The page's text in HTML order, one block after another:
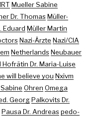
Mueller Sabine
Dr. ThomasMüller-
Eduard Müller Martin
Nazi-Ärzte Nazi/CIA
NetherlandsNeubauer
Hofrätin Dr. Maria-Luise
will believe you Nxivm
Ohren Omega
GeorgPalkovits Dr.
Pausa Dr. Andreaspedo-